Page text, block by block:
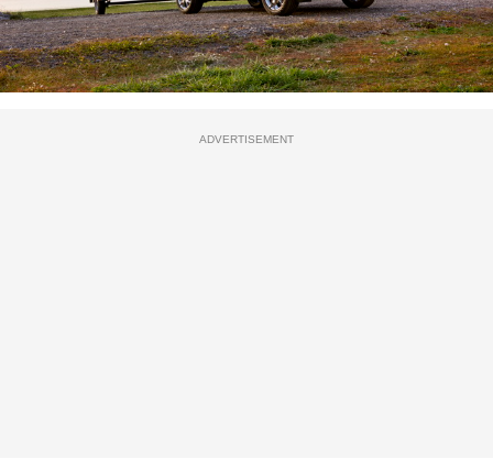
ADVERTISEMENT